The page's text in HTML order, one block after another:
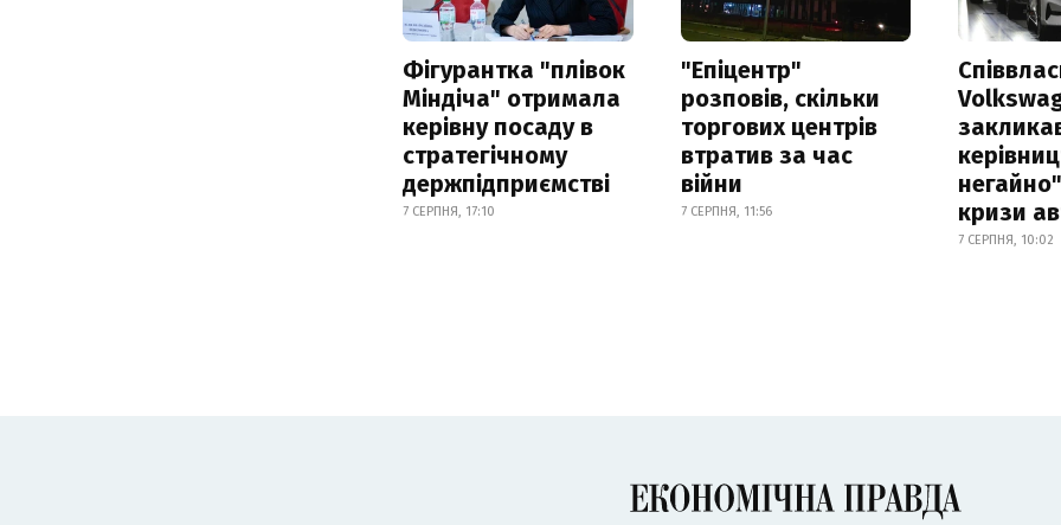
Фігурантка "плівок
Міндіча" отримала
керівну посаду в
стратегічному
держпідприємстві
7 СЕРПНЯ, 17:10
"Епіцентр"
розповів, скільки
торгових центрів
втратив за час
війни
7 СЕРПНЯ, 11:56
кризи
7 СЕРПНЯ, 10:02